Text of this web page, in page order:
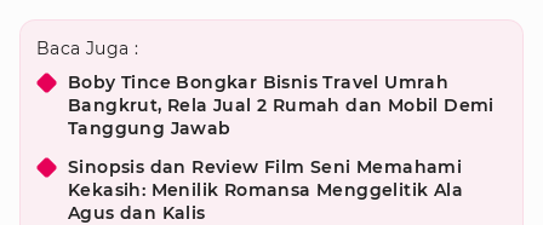
Baca Juga :
Boby Tince Bongkar Bisnis Travel Umrah
Bangkrut, Rela Jual 2 Rumah dan Mobil Demi
Tanggung Jawab
Sinopsis dan Review Film Seni Memahami
Kekasih: Menilik Romansa Menggelitik Ala
Agus dan Kalis